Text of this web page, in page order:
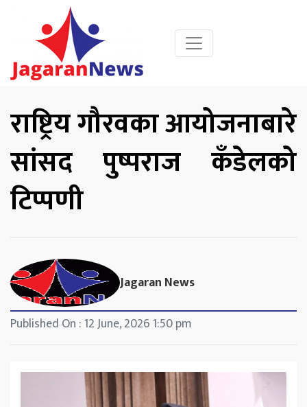
राष्ट्रिय गौरवका आयोजनाबारे
सांसद पुष्पराज कँडेलको
टिप्पणी
Jagaran News
Published On : 12 June, 2026 1:50 pm